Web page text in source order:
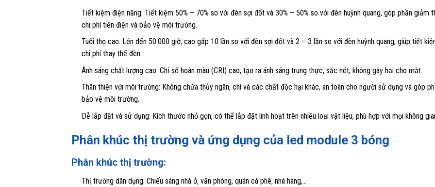
Tiết kiệm điện năng: Tiết kiệm 50% – 70% so với đèn sợi đốt và 30% – 50% so với đèn huỳnh quang, góp phần giảm
chi phí tiền điện và bảo vệ môi trường.
Tuổi thọ cao: Lên đến 50.000 giờ, cao gấp 10 lần so với đèn sợi đốt và 2 – 3 lần so với đèn huỳnh quang, giúp tiết
chi phí thay thế đèn.
Ánh sáng chất lượng cao: Chỉ số hoàn màu (CRI) cao, tạo ra ánh sáng trung thực, sắc nét, không gây hại cho mắt.
Thân thiện với môi trường: Không chứa thủy ngân, chì và các chất độc hại khác, an toàn cho người sử dụng và góp
bảo vệ môi trường.
Dễ lắp đặt và sử dụng: Kích thước nhỏ gọn, có thể lắp đặt linh hoạt trên nhiều loại vật liệu, phù hợp với mọi không
Phân khúc thị trường và ứng dụng của led module 3 bóng
Phân khúc thị trường:
Thị trường dân dụng: Chiếu sáng nhà ở, văn phòng, quán cà phê, nhà hàng,…